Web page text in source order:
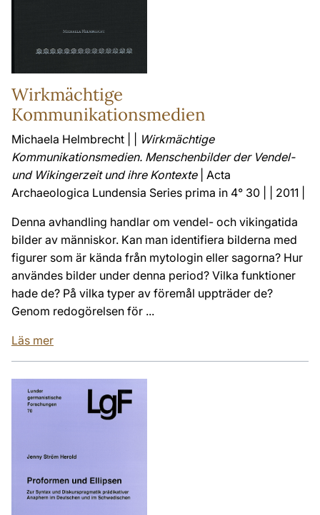
Wirkmächtige
Kommunikationsmedien
Michaela Helmbrecht | |
Wirkmächtige
Kommunikationsmedien. Menschenbilder der Vendel-
und Wikingerzeit und ihre Kontexte| Acta
Archaeologica Lundensia Series prima in 4° 30 | | 2011 |
Denna avhandling handlar om vendel- och vikingatida
bilder av människor. Kan man identifiera bilderna med
figurer som är kända från mytologin eller sagorna? Hur
användes bilder under denna period? Vilka funktioner
hade de? På vilka typer av föremål uppträder de?
Genom redogörelsen för ...
Läs mer